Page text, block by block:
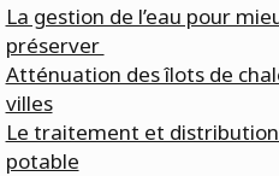
La gestion de l’eau pour
préserver
Atténuation des îlots de
villes
Le traitement et
potable